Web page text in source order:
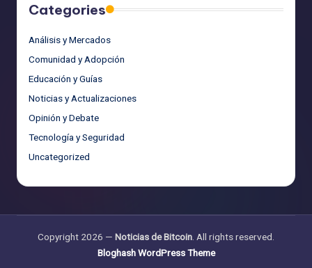
Categories
Análisis y Mercados
Comunidad y Adopción
Educación y Guías
Noticias y Actualizaciones
Opinión y Debate
Tecnología y Seguridad
Uncategorized
Copyright 2026 — Noticias de Bitcoin . All rights reserved.
Bloghash WordPress Theme